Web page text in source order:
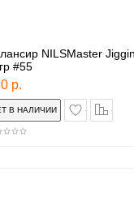
NILSMaster
#55
р.
в закладки